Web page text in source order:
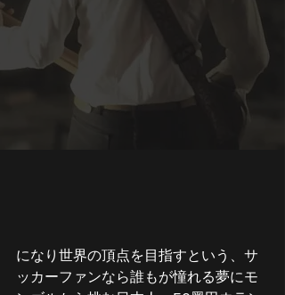
になり世界の頂点を目指すという、サ
ッカーファンなら誰もが憧れる夢にモ